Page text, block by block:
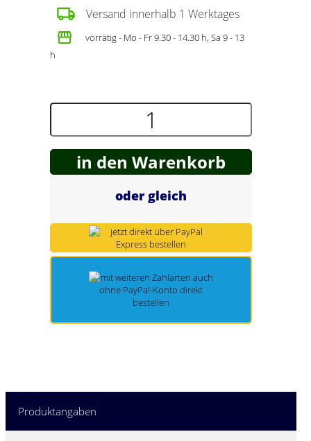
Spring Töpfe Versand innerhalb 1 Werktages
vorrätig - Mo - Fr 9.30 - 14.30 h, Sa 9 - 13
h
in den Warenkorb
oder gleich
Produktangaben